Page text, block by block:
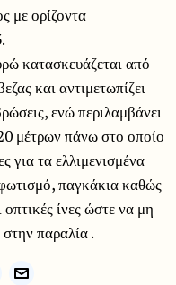
με ορίζοντα
κατασκευάζεται από
και αντιμετωπίζει
ενώ περιλαμβάνει
μέτρων πάνω στο οποίο
για τα ελλιμενισμένα
παγκάκια καθώς
ίνες ώστε να μη
παραλία .